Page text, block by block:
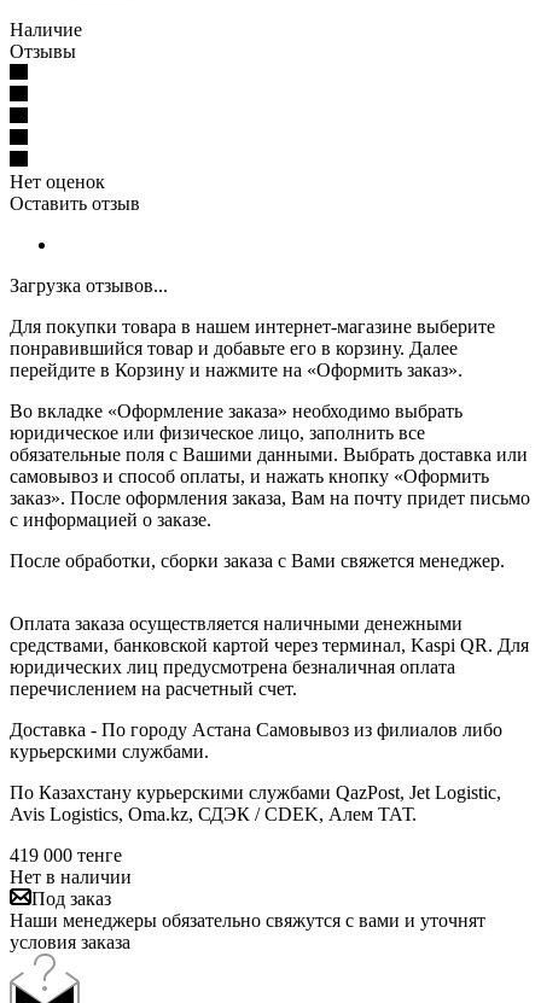
Наличие
Отзывы
Нет оценок
Оставить отзыв
Загрузка отзывов...
Для покупки товара в нашем интернет-магазине выберите
понравившийся товар и добавьте его в корзину. Далее
перейдите в Корзину и нажмите на «Оформить заказ».
Во вкладке «Оформление заказа» необходимо выбрать
юридическое или физическое лицо, заполнить все
обязательные поля с Вашими данными. Выбрать доставка или
самовывоз и способ оплаты, и нажать кнопку «Оформить
заказ». После оформления заказа, Вам на почту придет письмо
с информацией о заказе.
После обработки, сборки заказа с Вами свяжется менеджер.
Оплата заказа осуществляется наличными денежными
средствами, банковской картой через терминал, Kaspi QR. Для
юридических лиц предусмотрена безналичная оплата
перечислением на расчетный счет.
Доставка - По городу Астана Самовывоз из филиалов либо
курьерскими службами.
По Казахстану курьерскими службами QazPost, Jet Logistic,
Avis Logistics, Oma.kz, СДЭК / CDEK, Алем ТАТ.
419 000 тенге
Нет в наличии
Под заказ
Наши менеджеры обязательно свяжутся с вами и уточнят
условия заказа